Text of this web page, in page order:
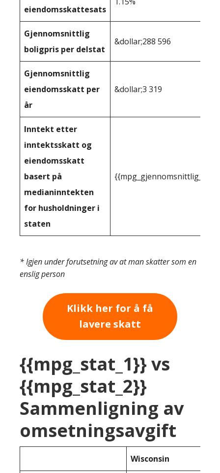
eiendomsskattesats
Gjennomsnittlig
boligpris per delstat
&dollar;288 596
Gjennomsnittlig
eiendomsskatt per
år
&dollar;3 319
Inntekt etter
inntektsskatt og
eiendomsskatt
basert på
medianinntekten
for husholdninger i
staten
* Igjen under forutsetning av at man skatter som en
enslig person
Klikk her for å få
lavere skatt
{{mpg_stat_1}} vs
{{mpg_stat_2}}
Sammenligning av
omsetningsavgift
Wisconsin